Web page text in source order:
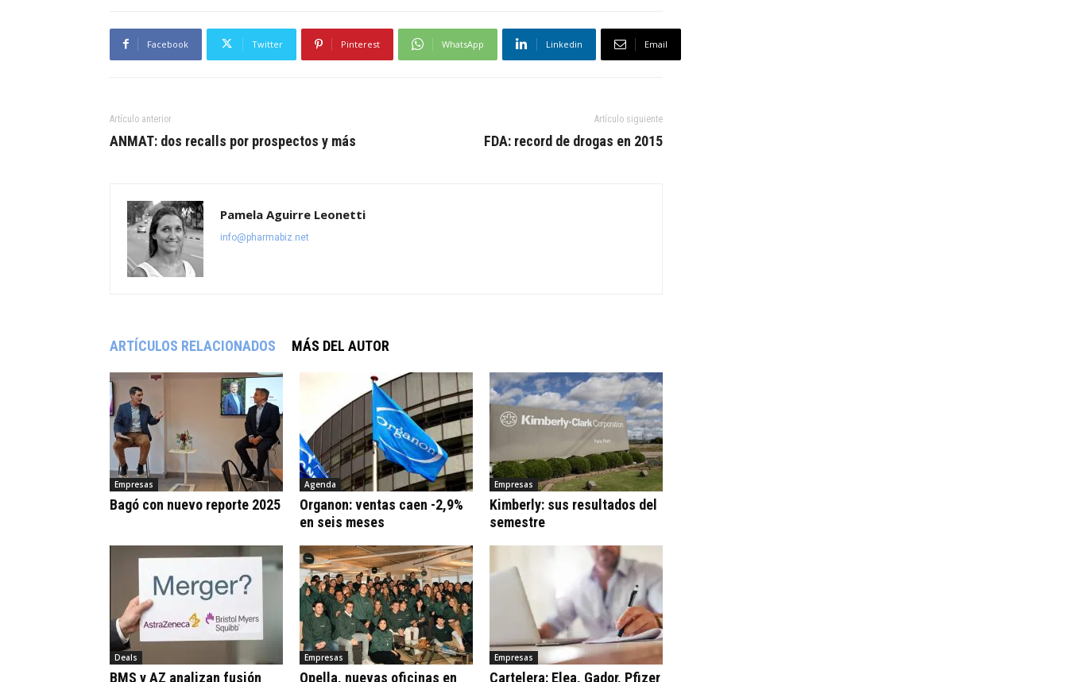
Facebook Twitter Pinterest WhatsApp Linkedin Email
Artículo anterior
ANMAT: dos recalls por prospectos y más
Artículo siguiente
FDA: record de drogas en 2015
Pamela Aguirre Leonetti
info@pharmabiz.net
ARTÍCULOS RELACIONADOS MÁS DEL AUTOR
Empresas
Bagó con nuevo reporte 2025
Agenda
Organon: ventas caen -2,9%
en seis meses
Empresas
Kimberly: sus resultados del
semestre
Deals
BMS y AZ analizan fusión
Empresas
Opella, nuevas oficinas en
Empresas
Cartelera: Elea, Gador, Pfizer